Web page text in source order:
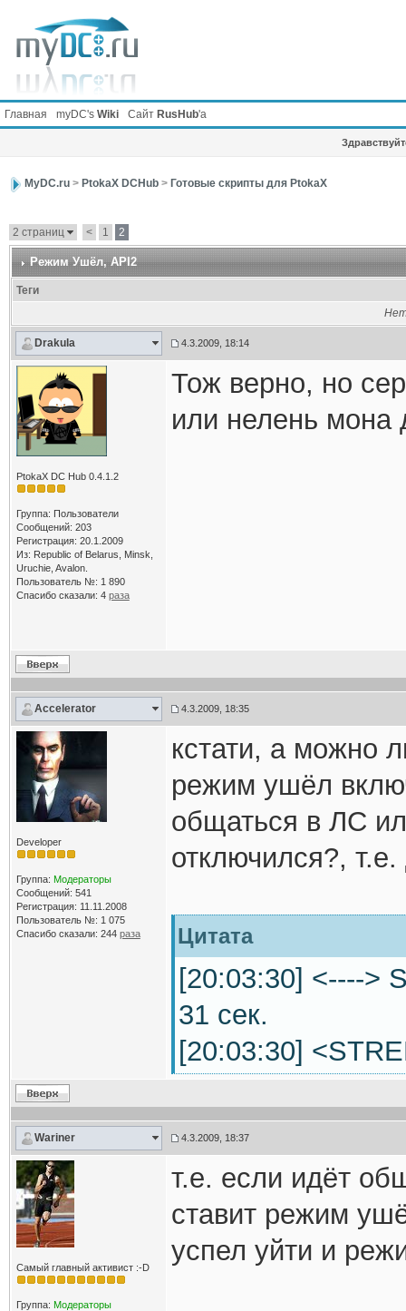
Главная myDC's Wiki Сайт RusHub'а
MyDC.ru> PtokaX DCHub> Готовые скрипты для PtokaX
2 страниц < 1 2
Режим Ушёл, API2
Теги
Drakula 4.3.2009, 18:14
PtokaX DC Hub 0.4.1.2
Группа: Пользователи
Сообщений: 203
Регистрация: 20.1.2009
Из: Republic of Belarus, Minsk,
Uruchie, Avalon.
Пользователь №: 1 890
Спасибо сказали: 4 раза
Тож верно, но
или нелень мона
Accelerator 4.3.2009, 18:35
Developer
Группа: Модераторы
Сообщений: 541
Регистрация: 11.11.2008
Пользователь №: 1 075
Спасибо сказали: 244 раза
кстати, а можно
режим ушёл
общаться в ЛС
отключился?,
Цитата
[20:03:30] <---->
31 сек.
[20:03:30]
Wariner 4.3.2009, 18:37
Самый главный активист :-D
Группа: Модераторы
т.е. если идёт
ставит режим
успел уйти и